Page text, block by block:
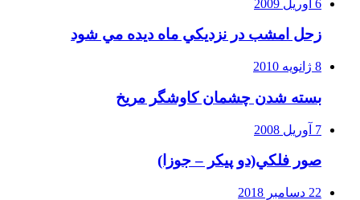
6 آوریل 2009
زحل امشب در نزديكي ماه ديده مي شود
8 ژانویه 2010
بسته شدن چشمان کاوشگر مريخ
7 آوریل 2008
صور فلكي(دو پیکر – جوزا)
22 دسامبر 2018